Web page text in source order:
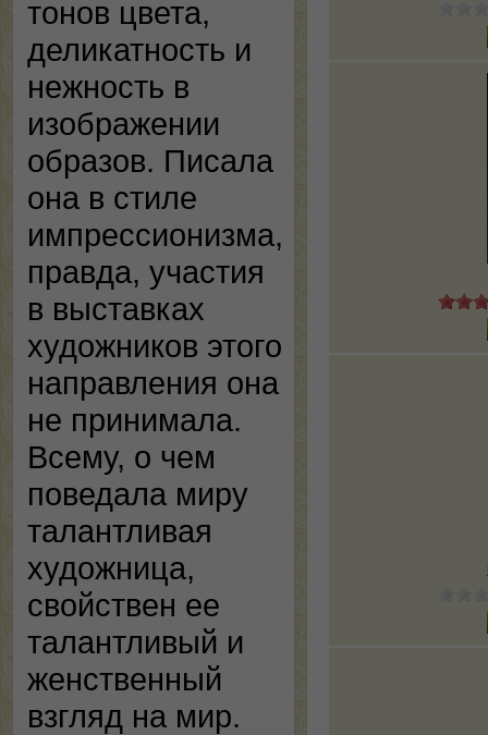
тонов цвета,
деликатность и
нежность в
изображении
образов. Писала
она в стиле
импрессионизма,
правда, участия
в выставках
художников этого
направления она
не принимала.
Всему, о чем
поведала миру
талантливая
художница,
свойствен ее
талантливый и
женственный
взгляд на мир.